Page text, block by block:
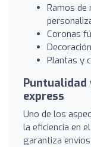
Ramos
Coronas
Plantas y
Puntualidad
express
Uno de los
la eficiencia en
garantiza